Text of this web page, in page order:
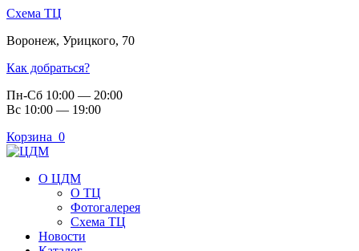
Схема ТЦ
Воронеж, Урицкого, 70
Как добраться?
Пн-Сб 10:00 — 20:00
Вс 10:00 — 19:00
Корзина 0
О ЦДМ
О ТЦ
Фотогалерея
Схема ТЦ
Новости